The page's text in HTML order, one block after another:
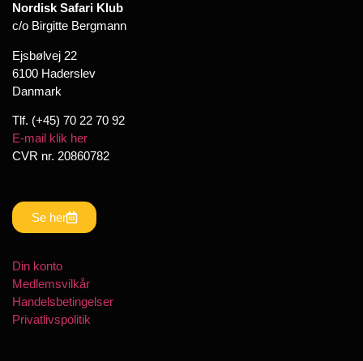
Nordisk Safari Klub
c/o Birgitte Bergmann
Ejsbølvej 22
6100 Haderslev
Danmark
Tlf. (+45) 70 22 70 92
E-mail klik her
CVR nr. 20860782
Se her
Din konto
Medlemsvilkår
Handelsbetingelser
Privatlivspolitik